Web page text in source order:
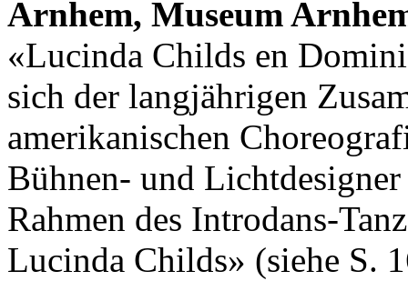
Arnhem, Museum
«Lucinda Childs en
sich der langjährigen
amerikanischen
Bühnen- und
Rahmen des Introdans-
Lucinda Childs» (siehe S.